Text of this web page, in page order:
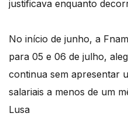
justificava enquanto
No início de junho, a
para 05 e 06 de julho,
continua sem apresentar
salariais a menos de um
Lusa